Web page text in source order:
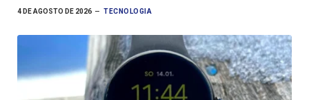
4 DE AGOSTO DE 2026 TECNOLOGIA